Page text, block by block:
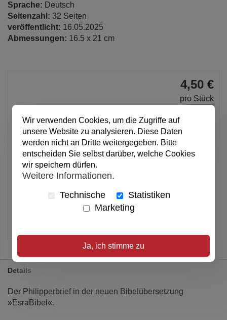
Sprache: Deutsch
Seitenzahl: 32 Seiten
veröffentlicht: 16.05.2025
Abmessungen: 16.5 x 21 cm
4,50 €
pro Stück
In den Warenkorb
Details
Der Philipperbrief in der neuen Bibelübersetzung
»EsraBibel«.
Wir verwenden Cookies, um die Zugriffe auf
unsere Website zu analysieren. Diese Daten
werden nicht an Dritte weitergegeben. Bitte
entscheiden Sie selbst darüber, welche Cookies
wir speichern dürfen.
Weitere Informationen.
Technische
Statistiken
Marketing
Ja, ich stimme zu